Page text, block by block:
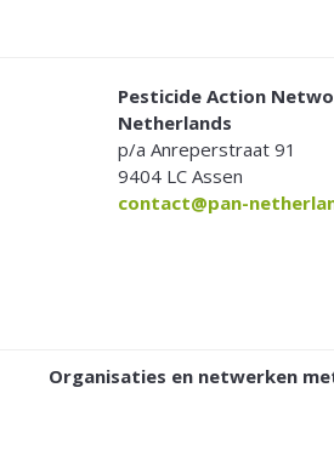
FOOTERPesticide Action
Netherlands
p/a Anreperstraat 91
9404 LC Assen
contact@pan-
Organisaties en netwerken